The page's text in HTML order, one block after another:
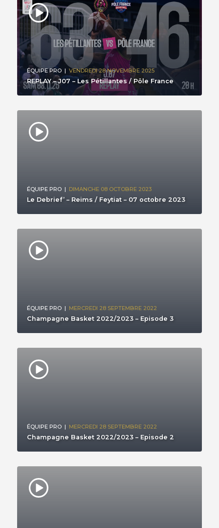
ÉQUIPE PRO | VENDREDI 28 NOVEMBRE 2025
REPLAY – J07 – Les Pétillantes / Pôle France
ÉQUIPE PRO | DIMANCHE 08 OCTOBRE 2023
Le Debrief’ – Reims / Feytiat – 07 octobre 2023
ÉQUIPE PRO | MERCREDI 28 SEPTEMBRE 2022
Champagne Basket 2022/2023 – Episode 3
ÉQUIPE PRO | MERCREDI 28 SEPTEMBRE 2022
Champagne Basket 2022/2023 – Episode 2